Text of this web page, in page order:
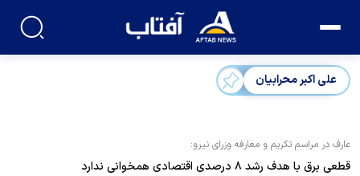
علی اکبر محرابیان
عارف در مراسم تکریم و معارفه وزرای نیرو:
قطعی برق با هدف رشد ۸ درصدی اقتصادی همخوانی ندارد